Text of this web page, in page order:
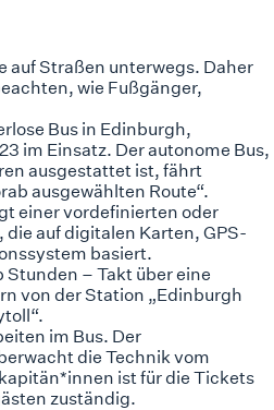
auf Straßen unterwegs. Daher
wie Fußgänger,
Bus in Edinburgh,
im Einsatz. Der autonome Bus,
ausgestattet ist, fährt
ausgewählten Route“.
einer vordefinierten oder
auf digitalen Karten, GPS-
basiert.
Stunden – Takt über eine
von der Station „Edinburgh
im Bus. Der
die Technik vom
ist für die Tickets
zuständig.